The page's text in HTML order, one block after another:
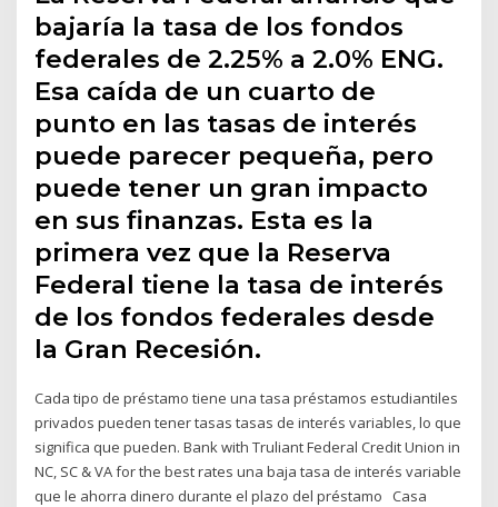
bajaría la tasa de los fondos
federales de 2.25% a 2.0% ENG.
Esa caída de un cuarto de
punto en las tasas de interés
puede parecer pequeña, pero
puede tener un gran impacto
en sus finanzas. Esta es la
primera vez que la Reserva
Federal tiene la tasa de interés
de los fondos federales desde
la Gran Recesión.
Cada tipo de préstamo tiene una tasa préstamos estudiantiles
privados pueden tener tasas tasas de interés variables, lo que
significa que pueden. Bank with Truliant Federal Credit Union in
NC, SC & VA for the best rates una baja tasa de interés variable
que le ahorra dinero durante el plazo del préstamo Casa